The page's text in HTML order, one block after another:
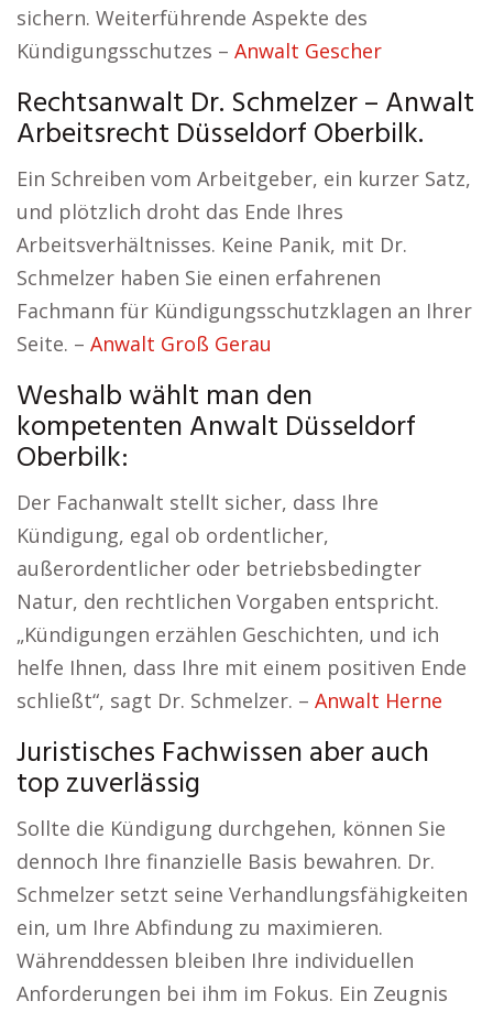
sichern. Weiterführende Aspekte des
Kündigungsschutzes – Anwalt Gescher
Rechtsanwalt Dr. Schmelzer – Anwalt
Arbeitsrecht Düsseldorf Oberbilk.
Ein Schreiben vom Arbeitgeber, ein kurzer Satz,
und plötzlich droht das Ende Ihres
Arbeitsverhältnisses. Keine Panik, mit Dr.
Schmelzer haben Sie einen erfahrenen
Fachmann für Kündigungsschutzklagen an Ihrer
Seite. – Anwalt Groß Gerau
Weshalb wählt man den
kompetenten Anwalt Düsseldorf
Oberbilk:
Der Fachanwalt stellt sicher, dass Ihre
Kündigung, egal ob ordentlicher,
außerordentlicher oder betriebsbedingter
Natur, den rechtlichen Vorgaben entspricht.
„Kündigungen erzählen Geschichten, und ich
helfe Ihnen, dass Ihre mit einem positiven Ende
schließt“, sagt Dr. Schmelzer. – Anwalt Herne
Juristisches Fachwissen aber auch
top zuverlässig
Sollte die Kündigung durchgehen, können Sie
dennoch Ihre finanzielle Basis bewahren. Dr.
Schmelzer setzt seine Verhandlungsfähigkeiten
ein, um Ihre Abfindung zu maximieren.
Währenddessen bleiben Ihre individuellen
Anforderungen bei ihm im Fokus. Ein Zeugnis